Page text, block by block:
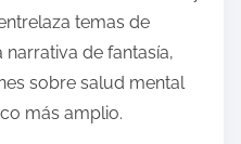
temas de
de fantasía,
sobre salud mental
más amplio.